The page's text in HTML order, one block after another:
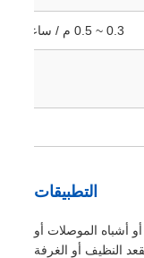
0.3 ~ 0.5 م / ساعة
التطبيقات
أشباه الموصلات أو
النظيف أو الغرفة